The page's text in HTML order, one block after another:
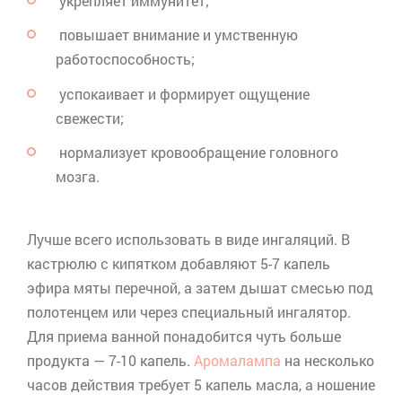
повышает внимание и умственную
работоспособность;
успокаивает и формирует ощущение
свежести;
нормализует кровообращение головного
мозга.
Лучше всего использовать в виде ингаляций. В
кастрюлю с кипятком добавляют 5-7 капель
эфира мяты перечной, а затем дышат смесью под
полотенцем или через специальный ингалятор.
Для приема ванной понадобится чуть больше
продукта — 7-10 капель. Аромалампа на несколько
часов действия требует 5 капель масла, а ношение